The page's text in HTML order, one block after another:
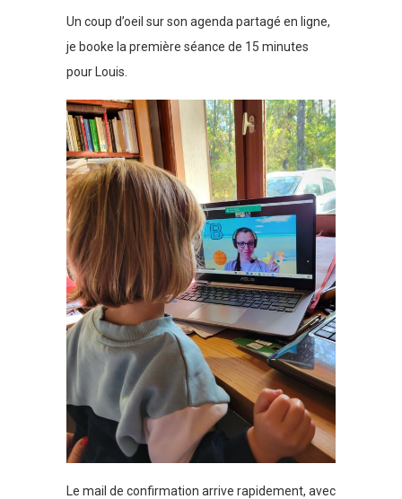
Un coup d’oeil sur son agenda partagé en ligne,
je booke la première séance de 15 minutes
pour Louis.
Le mail de confirmation arrive rapidement, avec